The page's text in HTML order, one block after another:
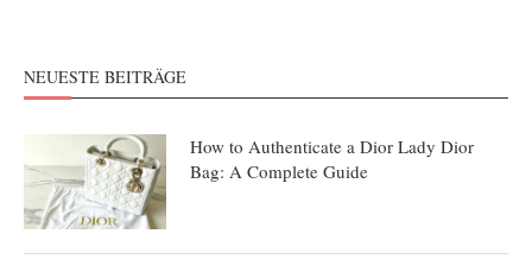
NEUESTE BEITRÄGE
How to Authenticate a Dior Lady Dior
Bag: A Complete Guide